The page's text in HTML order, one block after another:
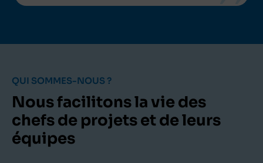
QUI SOMMES-NOUS ?
Nous facilitons la vie des
chefs de projets et de leurs
équipes